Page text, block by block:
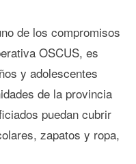
de los compromisos
OSCUS, es
y adolescentes
de la provincia
puedan cubrir
zapatos y ropa,